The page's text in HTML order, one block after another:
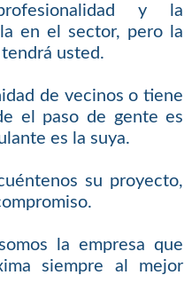
y la
en el sector, pero la
usted.
de vecinos o tiene
el paso de gente es
es la suya.
su proyecto,
la empresa que
siempre al mejor